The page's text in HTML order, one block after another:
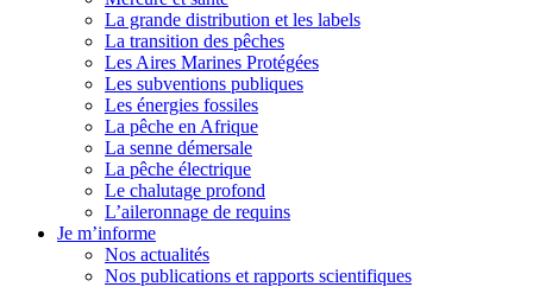
La grande distribution et les labels
La transition des pêches
Les Aires Marines Protégées
Les subventions publiques
Les énergies fossiles
La pêche en Afrique
La senne démersale
La pêche électrique
Le chalutage profond
L’aileronnage de requins
Je m’informe
Nos actualités
Nos publications et rapports scientifiques